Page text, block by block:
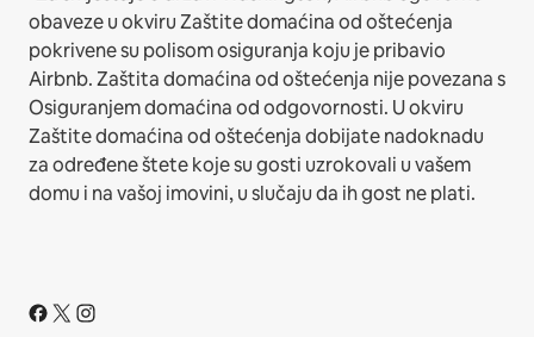
obaveze u okviru Zaštite domaćina od oštećenja
pokrivene su polisom osiguranja koju je pribavio
Airbnb. Zaštita domaćina od oštećenja nije povezana s
Osiguranjem domaćina od odgovornosti. U okviru
Zaštite domaćina od oštećenja dobijate nadoknadu
za određene štete koje su gosti uzrokovali u vašem
domu i na vašoj imovini, u slučaju da ih gost ne plati.